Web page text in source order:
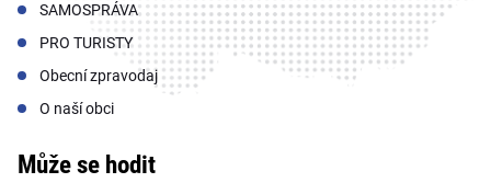
SAMOSPRÁVA
PRO TURISTY
Obecní zpravodaj
O naší obci
Může se hodit